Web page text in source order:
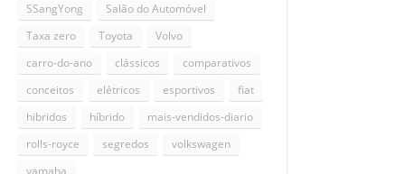
SSangYong
Salão do Automóvel
Taxa zero
Toyota
Volvo
carro-do-ano
clássicos
comparativos
conceitos
elétricos esportivos
fiat
hibridos
híbrido
mais-vendidos-diario
rolls-royce
segredos
volkswagen
yamaha